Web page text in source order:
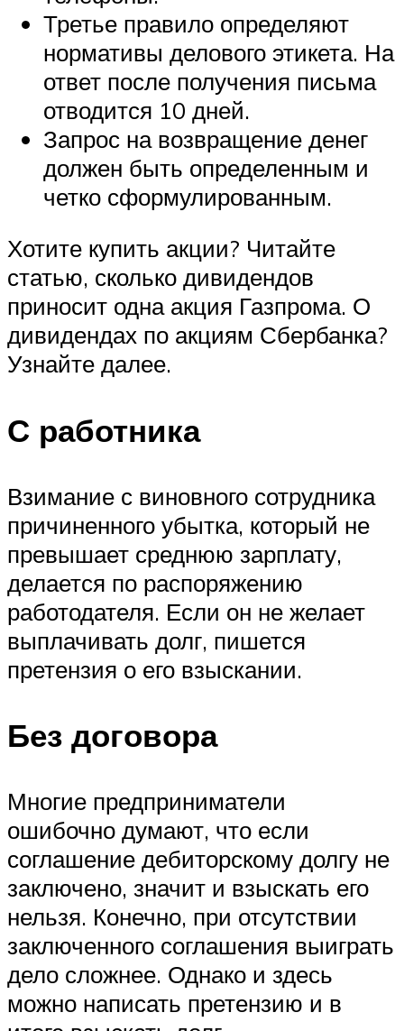
Третье правило определяют
нормативы делового этикета. На
ответ после получения письма
отводится 10 дней.
Запрос на возвращение денег
должен быть определенным и
четко сформулированным.
Хотите купить акции? Читайте
статью, сколько дивидендов
приносит одна акция Газпрома. О
дивидендах по акциям Сбербанка?
Узнайте далее.
С работника
Взимание с виновного сотрудника
причиненного убытка, который не
превышает среднюю зарплату,
делается по распоряжению
работодателя. Если он не желает
выплачивать долг, пишется
претензия о его взыскании.
Без договора
Многие предприниматели
ошибочно думают, что если
соглашение дебиторскому долгу не
заключено, значит и взыскать его
нельзя. Конечно, при отсутствии
заключенного соглашения выиграть
дело сложнее. Однако и здесь
можно написать претензию и в